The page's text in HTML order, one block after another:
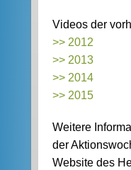
Videos der
>> 2012
>> 2013
>> 2014
>> 2015
Weitere
der
Website des